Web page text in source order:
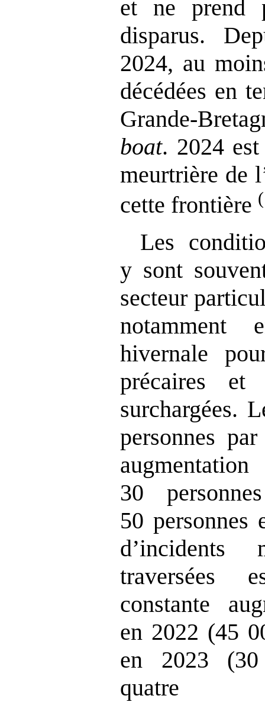
et ne prend
disparus.
2024, au
décédées en
boat. 2024
meurtrière de
cette frontière (
Les
y sont
secteur
notamment
hivernale
précaires
surchargées.
personnes
30
50 personnes
traversées
constante
en 2022 (45
en 2023